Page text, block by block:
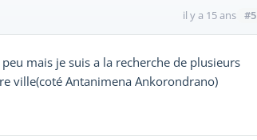
il y a 15 ans #5
mais je suis a la recherche de plusieurs
ville(coté Antanimena Ankorondrano)